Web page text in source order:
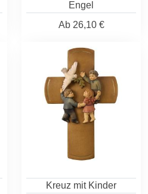
Engel
Ab26,10 €
Kreuz mit Kinder